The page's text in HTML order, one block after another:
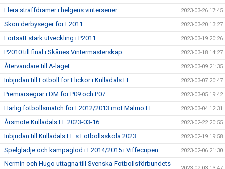
Flera straffdramer i helgens vinterserier 2023-03-26 17:45
Skön derbyseger för F2011 2023-03-20 13:27
Fortsatt stark utveckling i P2011 2023-03-19 20:26
P2010 till final i Skånes Vintermästerskap 2023-03-18 14:27
Återvändare till A-laget 2023-03-09 21:35
Inbjudan till Fotboll för Flickor i Kulladals FF 2023-03-07 20:47
Premiärsegrar i DM för P09 och P07 2023-03-05 19:42
Härlig fotbollsmatch för F2012/2013 mot Malmö FF 2023-03-04 12:31
Årsmöte Kulladals FF 2023-03-16 2023-02-22 20:55
Inbjudan till Kulladals FF:s Fotbollsskola 2023 2023-02-19 19:58
Spelglädje och kämpaglöd i F2014/2015 i Viffecupen 2023-02-06 21:30
Nermin och Hugo uttagna till Svenska Fotbollsförbundets